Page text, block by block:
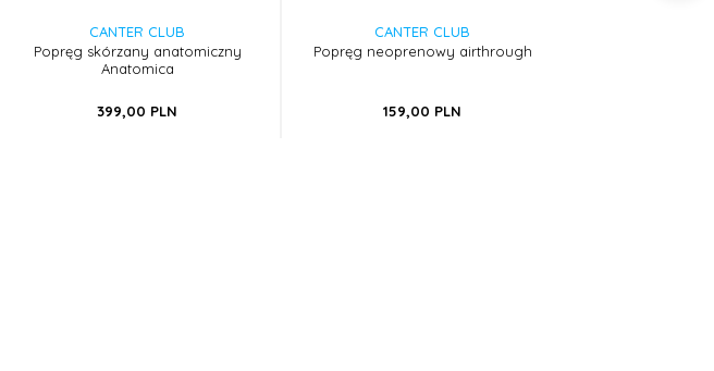
CANTER CLUB
Popręg skórzany anatomiczny
Anatomica
399,00 PLN
CANTER CLUB
Popręg neoprenowy airthrough
159,00 PLN